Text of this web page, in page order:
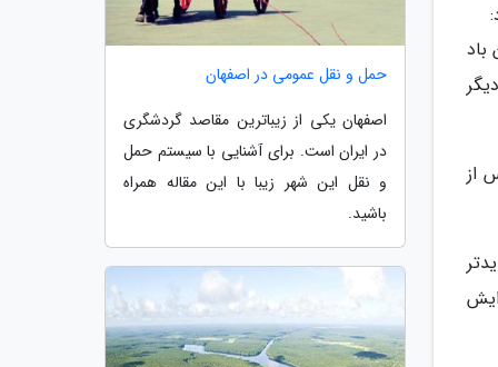
از
حمل و نقل عمومی در اصفهان
اصفهان یکی از زیباترین مقاصد گردشگری
در ایران است. برای آشنایی با سیستم حمل
و نقل این شهر زیبا با این مقاله همراه
باشید.